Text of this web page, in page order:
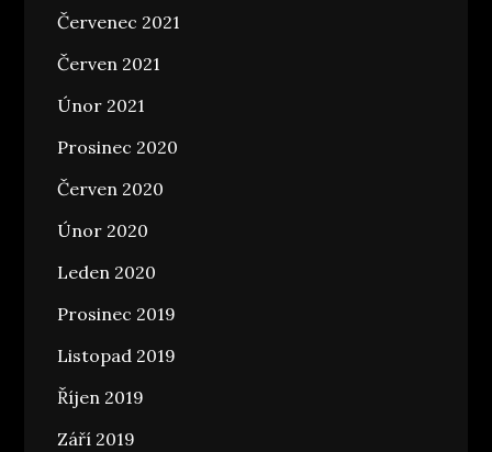
Červenec 2021
Červen 2021
Únor 2021
Prosinec 2020
Červen 2020
Únor 2020
Leden 2020
Prosinec 2019
Listopad 2019
Říjen 2019
Září 2019